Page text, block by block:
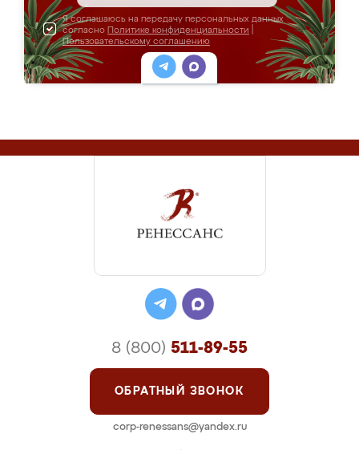
Я соглашаюсь на передачу персональных данных
согласно Политике конфиденциальности
Пользовательскому соглашению
8 (800) 511-89-55
ОБРАТНЫЙ ЗВОНОК
corp-renessans@yandex.ru